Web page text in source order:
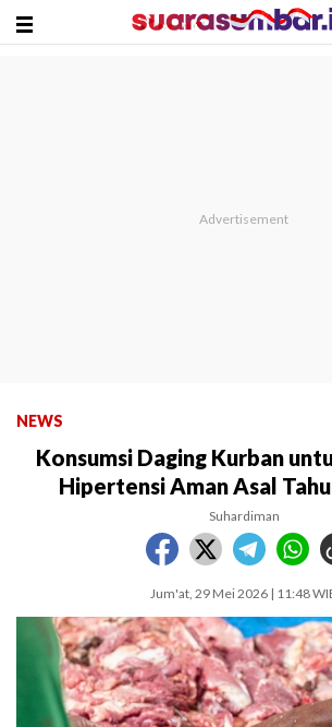
NEWS
Konsumsi Daging Kurban
Hipertensi Aman Asal
Suhardiman
Jum'at, 29 Mei 2026 | 11:48